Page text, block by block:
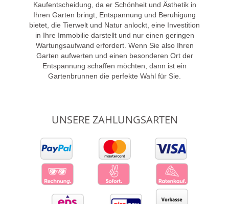
Kaufentscheidung, da er Schönheit und Ästhetik in
Ihren Garten bringt, Entspannung und Beruhigung
bietet, die Tierwelt und Natur anlockt, eine Investition
in Ihre Immobilie darstellt und nur einen geringen
Wartungsaufwand erfordert. Wenn Sie also Ihren
Garten aufwerten und einen besonderen Ort der
Entspannung schaffen möchten, dann ist ein
Gartenbrunnen die perfekte Wahl für Sie.
UNSERE ZAHLUNGSARTEN